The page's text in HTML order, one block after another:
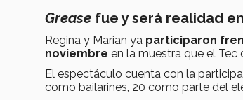
Grease fue y será realidad
Regina y Marian ya participaron
noviembre en la muestra que el
El espectáculo cuenta con la
como bailarines, 20 como parte del